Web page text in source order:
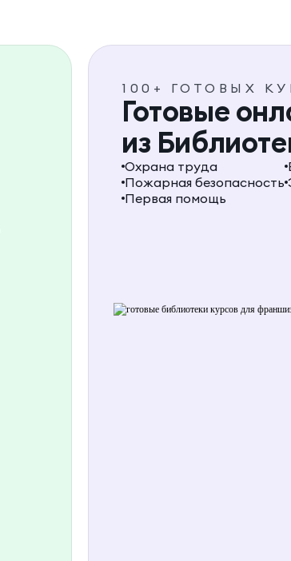
100+ ГОТОВЫХ
Готовые
из
Охрана труда
Пожарная безопасность
Первая помощь